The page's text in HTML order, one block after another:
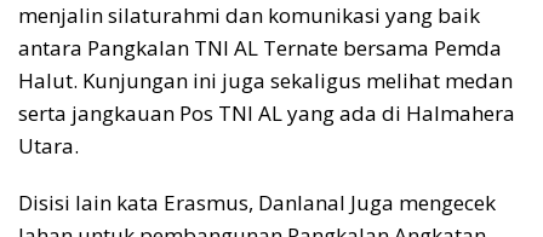
menjalin silaturahmi dan komunikasi yang baik
antara Pangkalan TNI AL Ternate bersama Pemda
Halut. Kunjungan ini juga sekaligus melihat medan
serta jangkauan Pos TNI AL yang ada di Halmahera
Utara.
Disisi lain kata Erasmus, Danlanal Juga mengecek